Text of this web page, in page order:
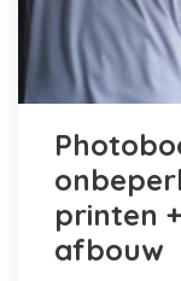
printen
afbouw